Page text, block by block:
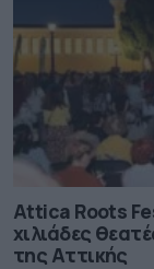
Attica Roots
χιλιάδες
της Αττικής